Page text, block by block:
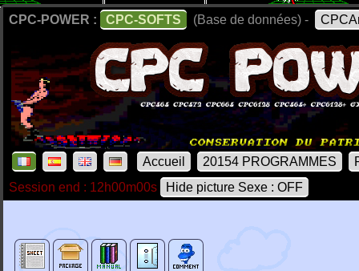
CPC-POWER : CPC-SOFTS (Base de données) -
Accueil 20154 PROGRAMMES
Session end : 12h00m00s
Hide picture Sexe : OFF